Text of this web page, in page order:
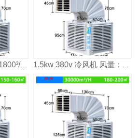
1.1kw冷风机 风量：1800³/h 适用面积：80-100m² 1.5kw 380v 冷风机 风量：2000³/h 适用面积：120㎡